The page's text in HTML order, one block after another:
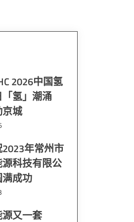
2026中国氢
氢」潮涌
城
年常州市
科技有限公
成功
又一套